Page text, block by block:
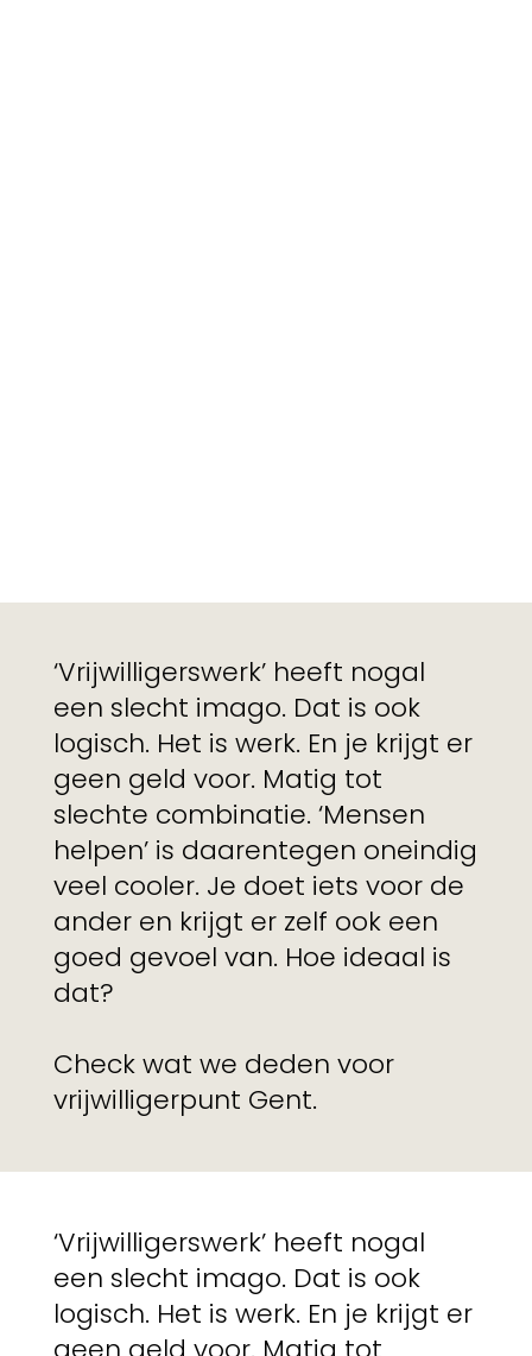
‘Vrijwilligerswerk’ heeft nogal
een slecht imago. Dat is ook
logisch. Het is werk. En je krijgt er
geen geld voor. Matig tot
slechte combinatie. ‘Mensen
helpen’ is daarentegen oneindig
veel cooler. Je doet iets voor de
ander en krijgt er zelf ook een
goed gevoel van. Hoe ideaal is
dat?
Check wat we deden voor
vrijwilligerpunt Gent.
‘Vrijwilligerswerk’ heeft nogal
een slecht imago. Dat is ook
logisch. Het is werk. En je krijgt er